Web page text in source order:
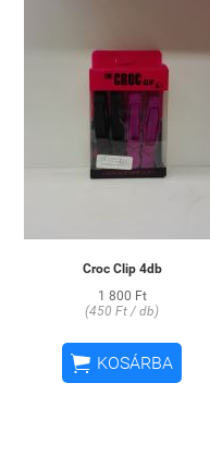
Croc Clip 4db
1 800 Ft
(450 Ft / db)
 KOSÁRBA